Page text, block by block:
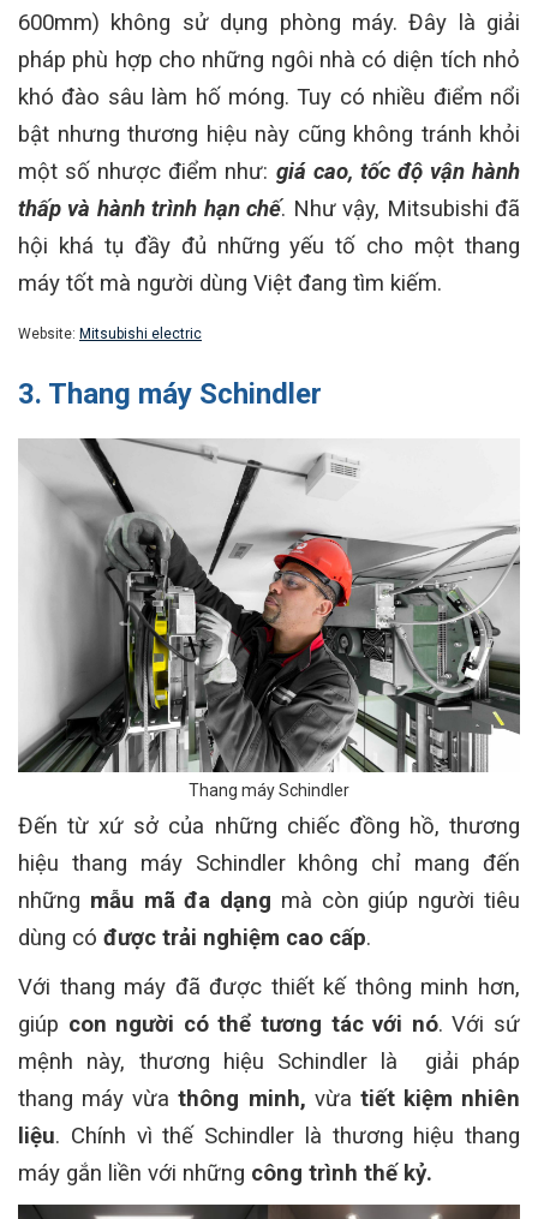
600mm) không sử dụng phòng máy. Đây là giải
pháp phù hợp cho những ngôi nhà có diện tích nhỏ
khó đào sâu làm hố móng. Tuy có nhiều điểm nổi
bật nhưng thương hiệu này cũng không tránh khỏi
một số nhược điểm như: giá cao, tốc độ vận hành
thấp và hành trình hạn chế. Như vậy, Mitsubishi đã
hội khá tụ đầy đủ những yếu tố cho một thang
máy tốt mà người dùng Việt đang tìm kiếm.
Website: Mitsubishi electric
3. Thang máy Schindler
Thang máy Schindler
Đến từ xứ sở của những chiếc đồng hồ, thương
hiệu thang máy Schindler không chỉ mang đến
những mẫu mã đa dạng mà còn giúp người tiêu
dùng có được trải nghiệm cao cấp.
Với thang máy đã được thiết kế thông minh hơn,
giúp con người có thể tương tác với nó. Với sứ
mệnh này, thương hiệu Schindler là giải pháp
thang máy vừathông minh, vừa tiết kiệm nhiên
liệu. Chính vì thế Schindler là thương hiệu thang
máy gắn liền với những công trình thế kỷ.